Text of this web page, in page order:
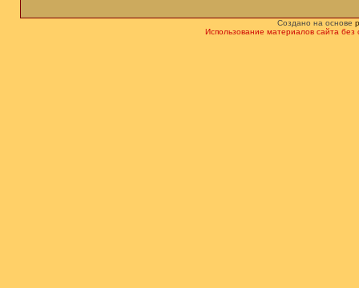
Создано на основе
Использование материалов сайта